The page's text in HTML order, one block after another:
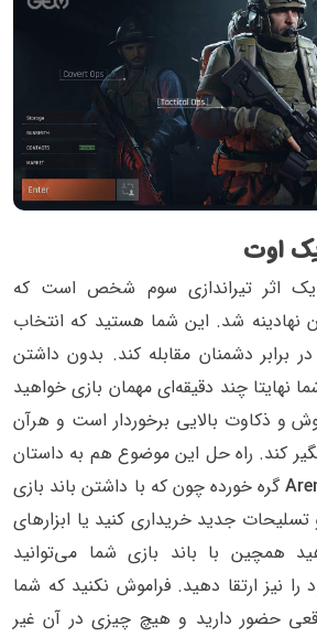
اوت
یک اثر تیراندازی سوم شخص است که
نهادینه شد. این شما هستید که انتخاب
دشمنان مقابله کند. بدون داشتن
نهایتا چند دقیقه‌ای مهمان بازی خواهید
و ذکاوت بالایی برخوردار است و هرآن
کند. راه حل این موضوع هم به داستان
گره خورده چون که با داشتن باند بازی
جدید خریداری کنید یا ابزار‌های
همچین با باند بازی شما می‌توانید
نیز ارتقا دهید. فراموش نکنید که شما
حضور دارید و هیچ چیزی در آن غیر